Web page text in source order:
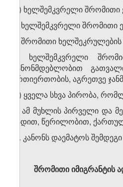
დ) ხელშემკვრელი
ე) ხელშემკვრელი შრომითი
ვ) შრომითი
ზ) ხელშემკვრელი
კანონმდებლობით
ურთიერთობის, აგრეთვე
თ) ყველა სხვა პირობა,
3. ამ მუხლის პირველი და
ვადით, წერილობით,
9. კანონს დაემატოს
შრომითი იმიგრანტის